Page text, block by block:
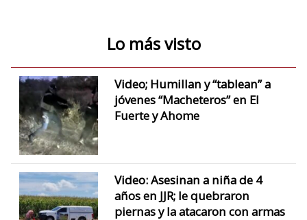
Lo más visto
Video; Humillan y “tablean” a
jóvenes “Macheteros” en El
Fuerte y Ahome
Video: Asesinan a niña de 4
años en JJR; le quebraron
piernas y la atacaron con armas